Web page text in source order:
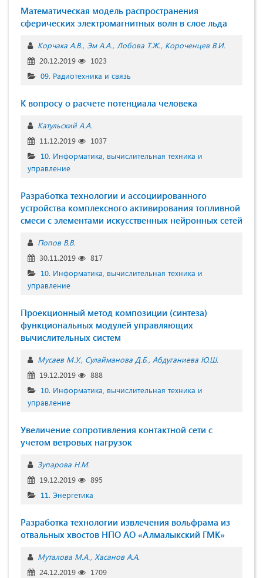
Математическая модель распространения
сферических электромагнитных волн в слое льда
Корчака А.В. Эм А.А. Лобова Т.Ж. Короченцев В.И.
20.12.2019
1023
09. Радиотехника и связь
К вопросу о расчете потенциала человека
Катульский А.А.
11.12.2019
1037
10. Информатика, вычислительная техника и
управление
Разработка технологии и ассоциированного
устройства комплексного активирования топливной
смеси с элементами искусственных нейронных сетей
Попов В.В.
30.11.2019
817
10. Информатика, вычислительная техника и
управление
Проекционный метод композиции (синтеза)
функциональных модулей управляющих
вычислительных систем
Мусаев М.У. Сулайманова Д.Б. Абдуганиева Ю.Ш.
19.12.2019
888
10. Информатика, вычислительная техника и
управление
Увеличение сопротивления контактной сети с
учетом ветровых нагрузок
Зупарова Н.М.
19.12.2019
895
11. Энергетика
Разработка технологии извлечения вольфрама из
отвальных хвостов НПО АО «Алмалыкский ГМК»
Муталова М.А. Хасанов А.А.
24.12.2019
1709